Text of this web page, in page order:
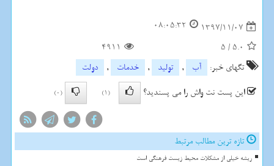
1397/11/07
08:05:32
5.0
/
5
4911
تگهای خبر:
آب , تولید , خدمات ,
دولت
این پست نت واش را می پسندید؟
(1)
(0)
تازه ترین مطالب مرتبط
ریشه خیلی از مشکلات محیط زیست فرهنگی است